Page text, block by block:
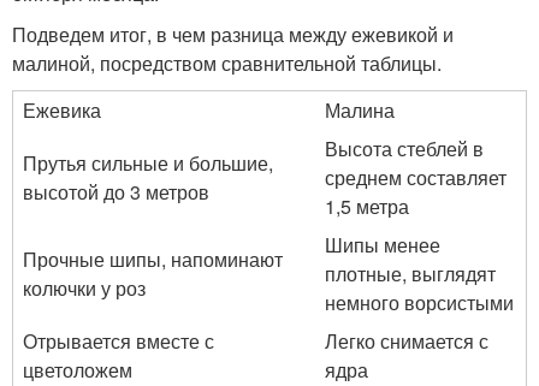
Подведем итог, в чем разница между ежевикой и
малиной, посредством сравнительной таблицы.
Ежевика
Малина
Прутья сильные и большие,
высотой до 3 метров
Высота стеблей в
среднем составляет
1,5 метра
Прочные шипы, напоминают
колючки у роз
Шипы менее
плотные, выглядят
немного ворсистыми
Отрывается вместе с
цветоложем
Легко снимается с
ядра